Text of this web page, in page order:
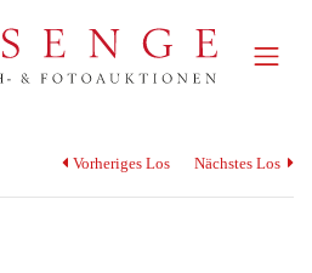
Vorheriges Los Nächstes Los